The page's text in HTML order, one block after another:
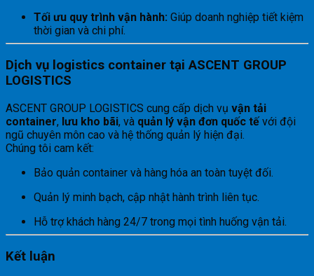
Tối ưu quy trình vận hành: Giúp doanh nghiệp tiết kiệm
thời gian và chi phí.
Dịch vụ logistics container tại ASCENT GROUP
LOGISTICS
ASCENT GROUP LOGISTICS cung cấp dịch vụ vận tải
container, lưu kho bãi, và quản lý vận đơn quốc tếvới đội
ngũ chuyên môn cao và hệ thống quản lý hiện đại.
Chúng tôi cam kết:
Bảo quản container và hàng hóa an toàn tuyệt đối.
Quản lý minh bạch, cập nhật hành trình liên tục.
Hỗ trợ khách hàng 24/7 trong mọi tình huống vận tải.
Kết luận